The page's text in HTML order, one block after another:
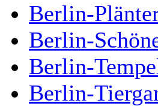
Berlin-
Berlin-
Berlin-
Berlin-